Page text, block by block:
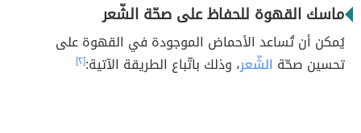
ماسك القهوة للحفاظ على صحّة الشّعر
يُمكن أن تُساعد الأحماض الموجودة في القهوة على
تحسين صحّة الشّعر، وذلك باتّباع الطريقة الآتية:[٢]